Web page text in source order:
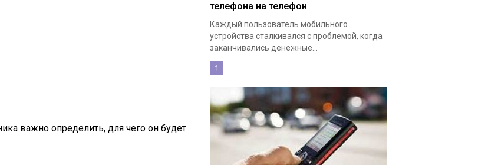
важно определить, для чего он будет
телефона на телефон
Каждый пользователь мобильного
устройства сталкивался с проблемой, когда
заканчивались денежные...
1